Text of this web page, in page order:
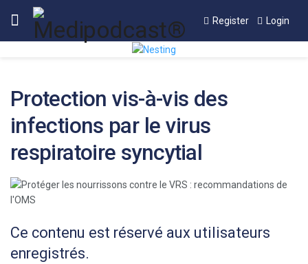
Register Login
Protection vis-à-vis des
infections par le virus
respiratoire syncytial
Ce contenu est réservé aux utilisateurs
enregistrés.